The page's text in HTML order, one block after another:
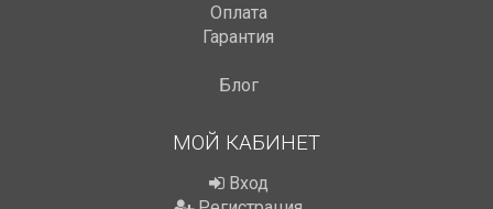
Оплата
Гарантия
Блог
МОЙ КАБИНЕТ
Вход